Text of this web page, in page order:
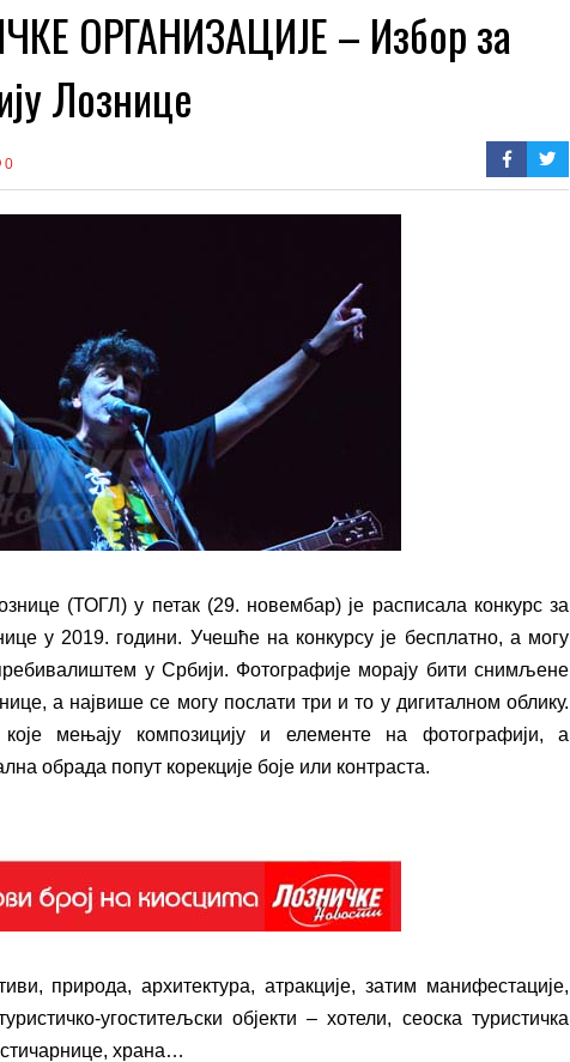
ОРГАНИЗАЦИЈЕ – Избор за
Лознице
0
(ТОГЛ) у петак (29. новембар) је расписала конкурс за
у 2019. години. Учешће на конкурсу је бесплатно, а могу
у Србији. Фотографије морају бити снимљене
а највише се могу послати три и то у дигиталном облику.
мењају композицију и елементе на фотографији, а
обрада попут корекције боје или контраста.
природа, архитектура, атракције, затим манифестације,
угоститељски објекти – хотели, сеоска туристичка
храна…